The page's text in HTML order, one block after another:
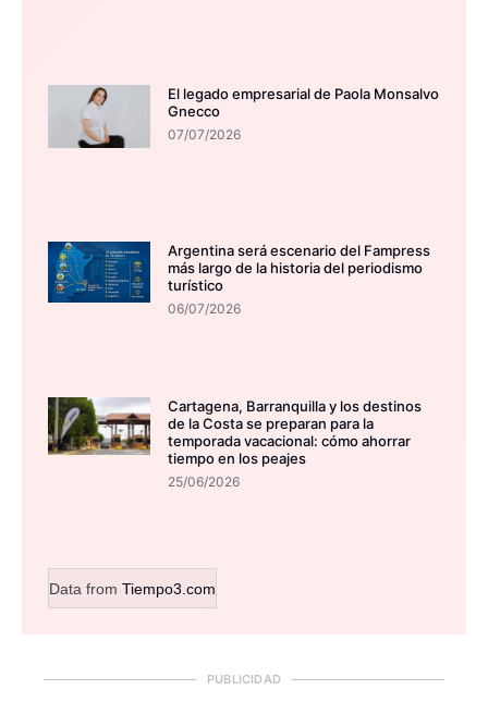
El legado empresarial de Paola Monsalvo
Gnecco
07/07/2026
Argentina será escenario del Fampress
más largo de la historia del periodismo
turístico
06/07/2026
Cartagena, Barranquilla y los destinos
de la Costa se preparan para la
temporada vacacional: cómo ahorrar
tiempo en los peajes
25/06/2026
Data from Tiempo3.com
PUBLICIDAD